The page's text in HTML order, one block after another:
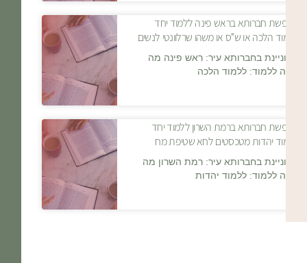
מחפשת חברותא בראש פינה ללמוד יחד
ללמוד הלכה או ש"ס או משהו שרלוונטי לנשים
מעוניינת בחברותא עיר: ראש פינה מה
רוצה ללמוד: ללמוד הלכה
מחפשת חברותא ברמת השרון ללמוד יחד
ללמוד יהדות מטכסטים לחא שטיפת מח
מעוניינת בחברותא עיר: רמת השרון מה
רוצה ללמוד: ללמוד יהדות